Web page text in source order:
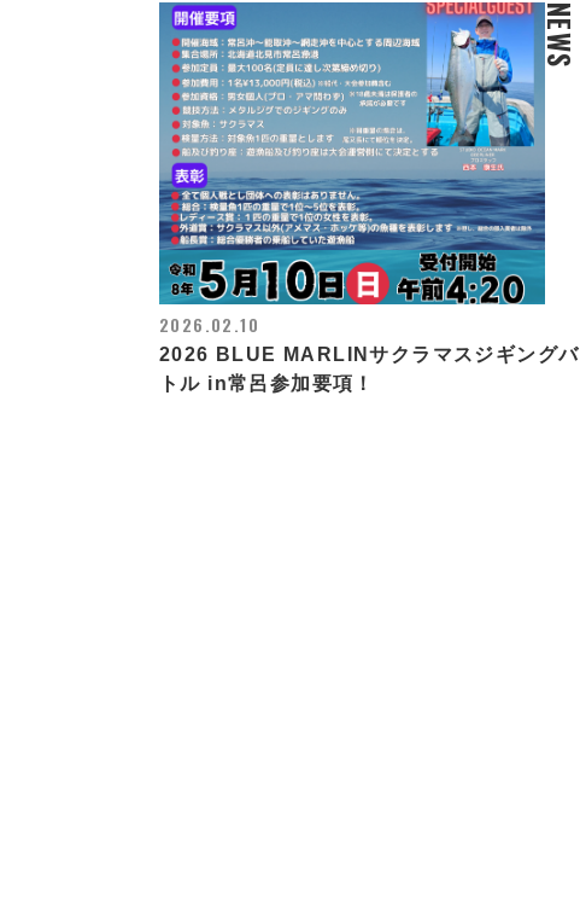
NEWS
2026.02.10
2026 BLUE MARLINサクラマスジギングバ
トル in常呂参加要項！